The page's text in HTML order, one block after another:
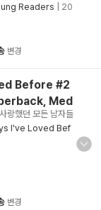
Readers
20
변경
Before #2
Med
랑했던 모든 남자들
I've Loved Bef
변경